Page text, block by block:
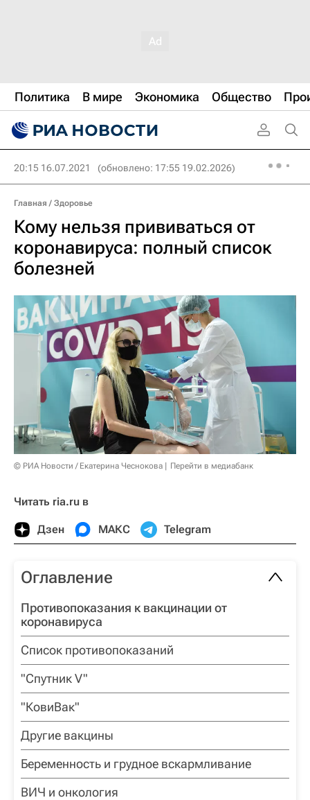
Политика В мире Экономика Общество
20:15 16.07.2021 (обновлено: 17:55 19.02.2026)
Главная / Здоровье
Кому нельзя прививаться от
коронавируса: полный список
болезней
© РИА Новости / Екатерина Чеснокова Перейти в медиабанк
Читать ria.ru в
Дзен МАКС Telegram
Оглавление
Противопоказания к вакцинации от
коронавируса
Список противопоказаний
"Спутник V"
"КовиВак"
Другие вакцины
Беременность и грудное вскармливание
ВИЧ и онкология